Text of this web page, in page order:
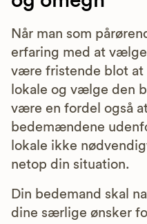
Når man som
erfaring med at
være fristende blot at
lokale og vælge den
være en fordel også
bedemændene
lokale ikke
netop din situation.
Din bedemand skal
dine særlige ønsker